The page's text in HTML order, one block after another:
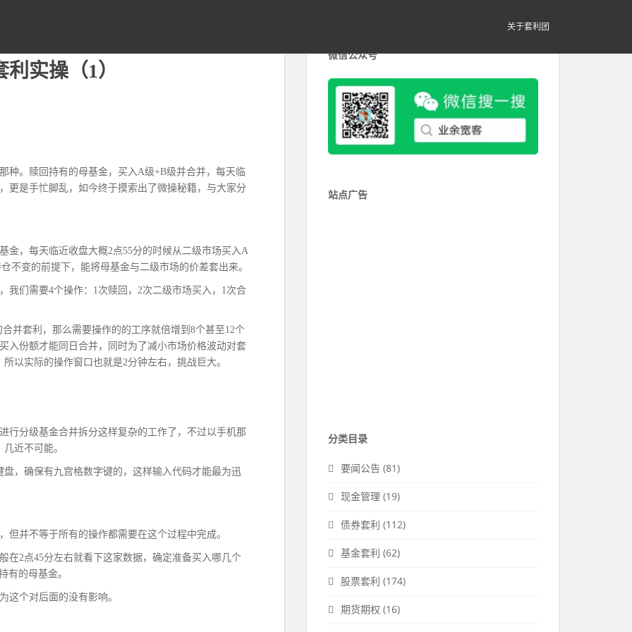
关于套利团
实操（1）
种。赎回持有的母基金，买入A级+B级并合并，每天临
更是手忙脚乱，如今终于摸索出了微操秘籍，与大家分
金，每天临近收盘大概2点55分的时候从二级市场买入A
不变的前提下，能将母基金与二级市场的价差套出来。
我们需要4个操作：1次赎回，2次二级市场买入，1次合
并套利，那么需要操作的的工序就倍增到8个甚至12个
入份额才能同日合并，同时为了减小市场价格波动对套
以实际的操作窗口也就是2分钟左右，挑战巨大。
行分级基金合并拆分这样复杂的工作了，不过以手机那
近不可能。
，确保有九宫格数字键的，这样输入代码才能最为迅
但并不等于所有的操作都需要在这个过程中完成。
在2点45分左右就看下这家数据，确定准备买入哪几个
有的母基金。
这个对后面的没有影响。
微信公众号
站点广告
分类目录
要闻公告 (81)
现金管理 (19)
债券套利 (112)
基金套利 (62)
股票套利 (174)
期货期权 (16)